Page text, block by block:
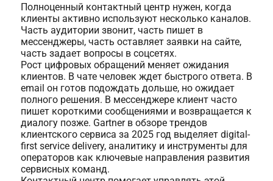
Полноценный контактный центр нужен, когда
клиенты активно используют несколько каналов.
Часть аудитории звонит, часть пишет в
мессенджеры, часть оставляет заявки на сайте,
часть задает вопросы в соцсетях.
Рост цифровых обращений меняет ожидания
клиентов. В чате человек ждет быстрого ответа. В
email он готов подождать дольше, но ожидает
полного решения. В мессенджере клиент часто
пишет короткими сообщениями и возвращается к
диалогу позже. Gartner в обзоре трендов
клиентского сервиса за 2025 год выделяет digital-
first service delivery, аналитику и инструменты для
операторов как ключевые направления развития
сервисных команд.